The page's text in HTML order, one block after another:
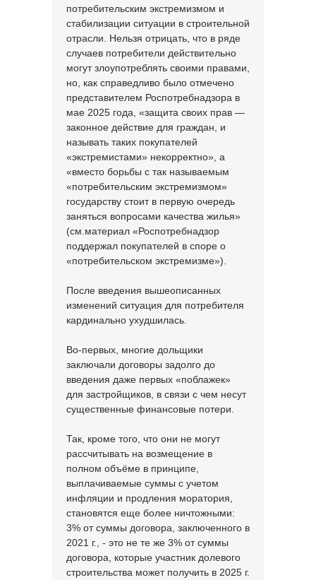
потребительским экстремизмом и
стабилизации ситуации в строительной
отрасли. Нельзя отрицать, что в ряде
случаев потребители действительно
могут злоупотреблять своими правами,
но, как справедливо было отмечено
представителем Роспотребнадзора в
мае 2025 года, «защита своих прав —
законное действие для граждан, и
называть таких покупателей
«экстремистами» некорректно», а
«вместо борьбы с так называемым
«потребительским экстремизмом»
государству стоит в первую очередь
заняться вопросами качества жилья»
(см.материал «Роспотребнадзор
поддержал покупателей в споре о
«потребительском экстремизме»).
После введения вышеописанных
изменений ситуация для потребителя
кардинально ухудшилась.
Во-первых, многие дольщики
заключали договоры задолго до
введения даже первых «поблажек»
для застройщиков, в связи с чем несут
существенные финансовые потери.
Так, кроме того, что они не могут
рассчитывать на возмещение в
полном объёме в принципе,
выплачиваемые суммы с учетом
инфляции и продления моратория,
становятся еще более ничтожными:
3% от суммы договора, заключенного в
2021 г., - это не те же 3% от суммы
договора, которые участник долевого
строительства может получить в 2025 г.